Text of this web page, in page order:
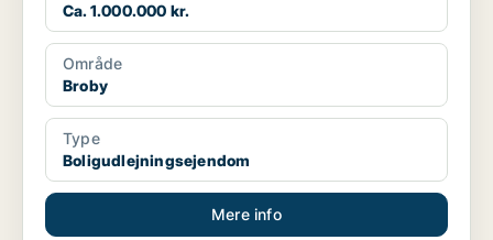
Ca. 1.000.000 kr.
Område
Broby
Type
Boligudlejningsejendom
Mere info